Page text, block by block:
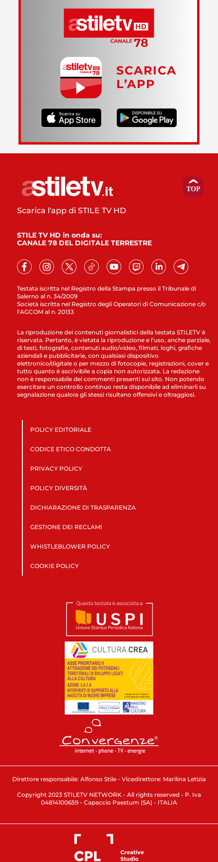
SCARICA
L’APP
Testata iscritta nel Registro della Stampa presso il Tribunale di
Salerno al n. 34/2009
Società iscritta nel Registro degli Operatori di Comunicazione c/o
l’AGCOM al n. 20133
Scarica l'app di STILE TV HD
STILE TV HD in onda su:
CANALE 78 DEL DIGITALE TERRESTRE
La riproduzione dei contenuti giornalistici della testata STILETV è
riservata. Pertanto, è vietata la riproduzione e l’uso, anche parziale,
di testi, fotografie, contenuti audio/video, filmati, loghi, grafiche
aziendali e pubblicitarie, con qualsiasi dispositivo
elettronico/digitale o per mezzo di fotocopie, registrazioni, cover e
tutto quanto è ascrivibile a copia non autorizzata. La redazione
non è responsabile dei commenti presenti sul sito. Non potendo
esercitare un controllo continuo resta disponibile ad eliminarli su
segnalazione qualora gli stessi risultano offensivi e oltraggiosi.
POLICY EDITORIALE
CODICE ETICO CONDOTTA
PRIVACY POLICY
POLICY DIVERSITÀ
DICHIARAZIONE DI TRASPARENZA
GESTIONE DEI RECLAMI
WHISTLEBLOWER POLICY
COOKIE POLICY
Direttore responsabile: Alfonso Stile - Vicedirettore: Marilina Letizia
Copyright 2023 STILETV NETWORK - All rights reserved - P. Iva
04814100659 - Capaccio Paestum (SA) - ITALIA